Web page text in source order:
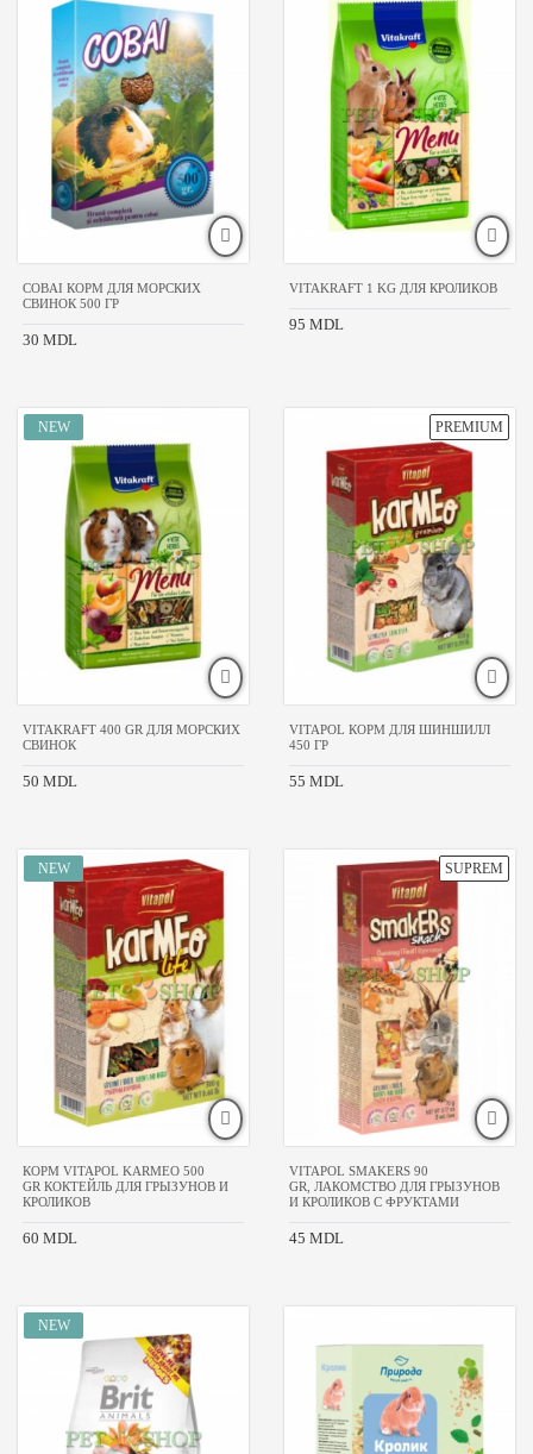
COBAI КОРМ ДЛЯ МОРСКИХ
СВИНОК 500 ГР
30 MDL
VITAKRAFT 1 KG ДЛЯ КРОЛИКОВ
95 MDL
VITAKRAFT 400 GR ДЛЯ МОРСКИХ
СВИНОК
50 MDL
VITAPOL КОРМ ДЛЯ ШИНШИЛЛ
450 ГР
55 MDL
КОРМ VITAPOL KARMEO 500
GR КОКТЕЙЛЬ ДЛЯ ГРЫЗУНОВ И
КРОЛИКОВ
60 MDL
VITAPOL SMAKERS 90
GR, ЛАКОМСТВО ДЛЯ ГРЫЗУНОВ
И КРОЛИКОВ С ФРУКТАМИ
45 MDL